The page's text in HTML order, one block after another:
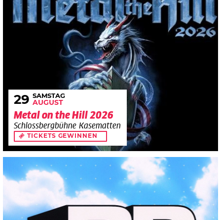
29 SAMSTAG
AUGUST
Metal on the Hill 2026
Schlossbergbühne Kasematten
TICKETS GEWINNEN